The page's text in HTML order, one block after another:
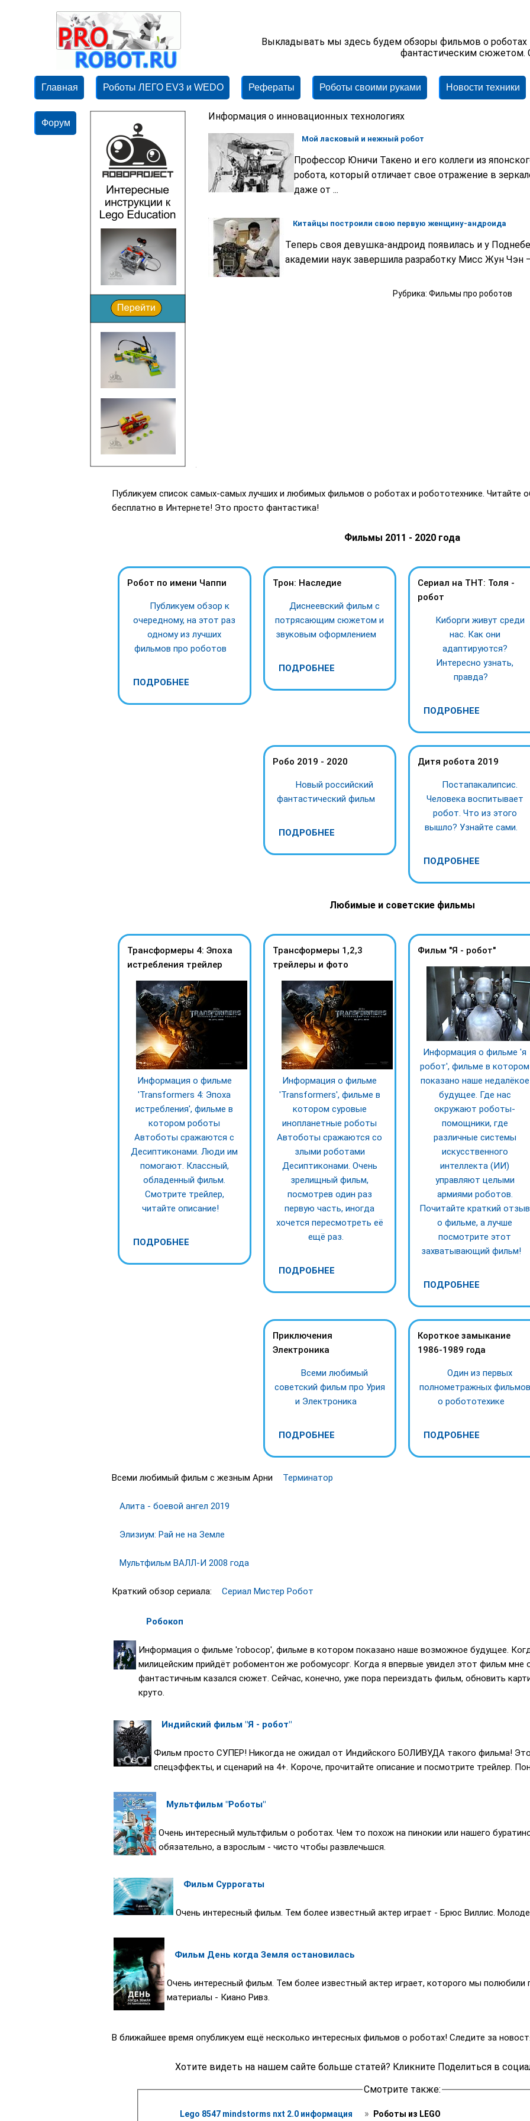
Выкладывать мы здесь будем обзоры фильмов о
фантастическим сюжетом.
Главная Роботы ЛЕГО EV3 и WEDO Рефераты Роботы своими руками Новости техники
Форум
Информация о инновационных технологиях
Мой ласковый и нежный робот
Профессор Юничи Такено и его коллеги из
робота, который отличает свое отражение в
даже от ...
Китайцы построили свою первую женщину-андроида
Теперь своя девушка-андроид появилась и у
академии наук завершила разработку Мисс Жун Чэн
Рубрика: Фильмы про роботов
Публикуем список самых-самых лучших и любимых фильмов о роботах и робототехнике. Читайте
бесплатно в Интернете! Это просто фантастика!
Фильмы 2011 - 2020 года
Робот по имени Чаппи
Публикуем обзор к
очередному, на этот раз
одному из лучших
фильмов про роботов
ПОДРОБНЕЕ
Трон: Наследие
Диснеевский фильм с
потрясающим сюжетом и
звуковым оформлением
ПОДРОБНЕЕ
Сериал на ТНТ: Толя -
робот
Киборги живут среди
нас. Как они
адаптируются?
Интересно узнать,
правда?
ПОДРОБНЕЕ
Робо 2019 - 2020
Новый российский
фантастический фильм
ПОДРОБНЕЕ
Дитя робота 2019
Постапакалипсис.
Человека воспитывает
робот. Что из этого
вышло? Узнайте сами.
ПОДРОБНЕЕ
Любимые и советские фильмы
Трансформеры 4: Эпоха
истребления трeйлер
Информация о фильме
'Transformers 4: Эпоха
истребления', фильме в
котором роботы
Автоботы сражаются с
Десиптиконами. Люди им
помогают. Классный,
обладенный фильм.
Смотрите трейлер,
читайте описание!
ПОДРОБНЕЕ
Трансформеры 1,2,3
трeйлеры и фото
Информация о фильме
'Transformers', фильме в
котором суровые
инопланетные роботы
Автоботы сражаются со
злыми роботами
Десиптиконами. Очень
зрелищный фильм,
посмотрев один раз
первую часть, иногда
хочется пересмотреть её
ещё раз.
ПОДРОБНЕЕ
Фильм "Я - робот"
Информация о фильме 'я
робот', фильме в котором
показано наше недалёкое
будущее. Где нас
окружают роботы-
помощники, где
различные системы
искусственного
интеллекта (ИИ)
управляют целыми
армиями роботов.
Почитайте краткий отзыв
о фильме, а лучше
посмотрите этот
захватывающий фильм!
ПОДРОБНЕЕ
Приключения
Электроника
Всеми любимый
советский фильм про Урия
и Электроника
ПОДРОБНЕЕ
Короткое замыкание
1986-1989 года
Один из первых
полнометражных фильмов
о робототехике
ПОДРОБНЕЕ
Всеми любимый фильм с жезным Арни Терминатор
Алита - боевой ангел 2019
Элизиум: Рай не на Земле
Мультфильм ВАЛЛ-И 2008 года
Краткий обзор сериала: Сериал Мистер Робот
Робокоп
Информация о фильме 'robocop', фильме в котором показано наше возможное будущее.
милицейским прийдёт робоментон же робомусорг. Когда я впервые увидел этот фильм мне
фантастичным казался сюжет. Сейчас, конечно, уже пора переиздать фильм, обновить
круто.
Индийский фильм "Я - робот"
Фильм просто СУПЕР! Никогда не ожидал от Индийского БОЛИВУДА такого фильма!
спецэффекты, и сценарий на 4+. Короче, прочитайте описание и посмотрите трейлер.
Мультфильм "Роботы"
Очень интересный мультфильм о роботах. Чем то похож на пинокии или нашего
обязательно, а взрослым - чисто чтобы развлечьшся.
Фильм Суррогаты
Очень интересный фильм. Тем более известный актер играет - Брюс Виллис.
Фильм День когда Земля остановилась
Очень интересный фильм. Тем более известный актер играет, которого мы
материалы - Киано Ривз.
В ближайшее время опубликуем ещё несколько интересных фильмов о роботах! Следите за
Хотите видеть на нашем сайте больше статей? Кликните Поделиться в
Смотрите также:
Lego 8547 mindstorms nxt 2.0 информация » Роботы из LEGO